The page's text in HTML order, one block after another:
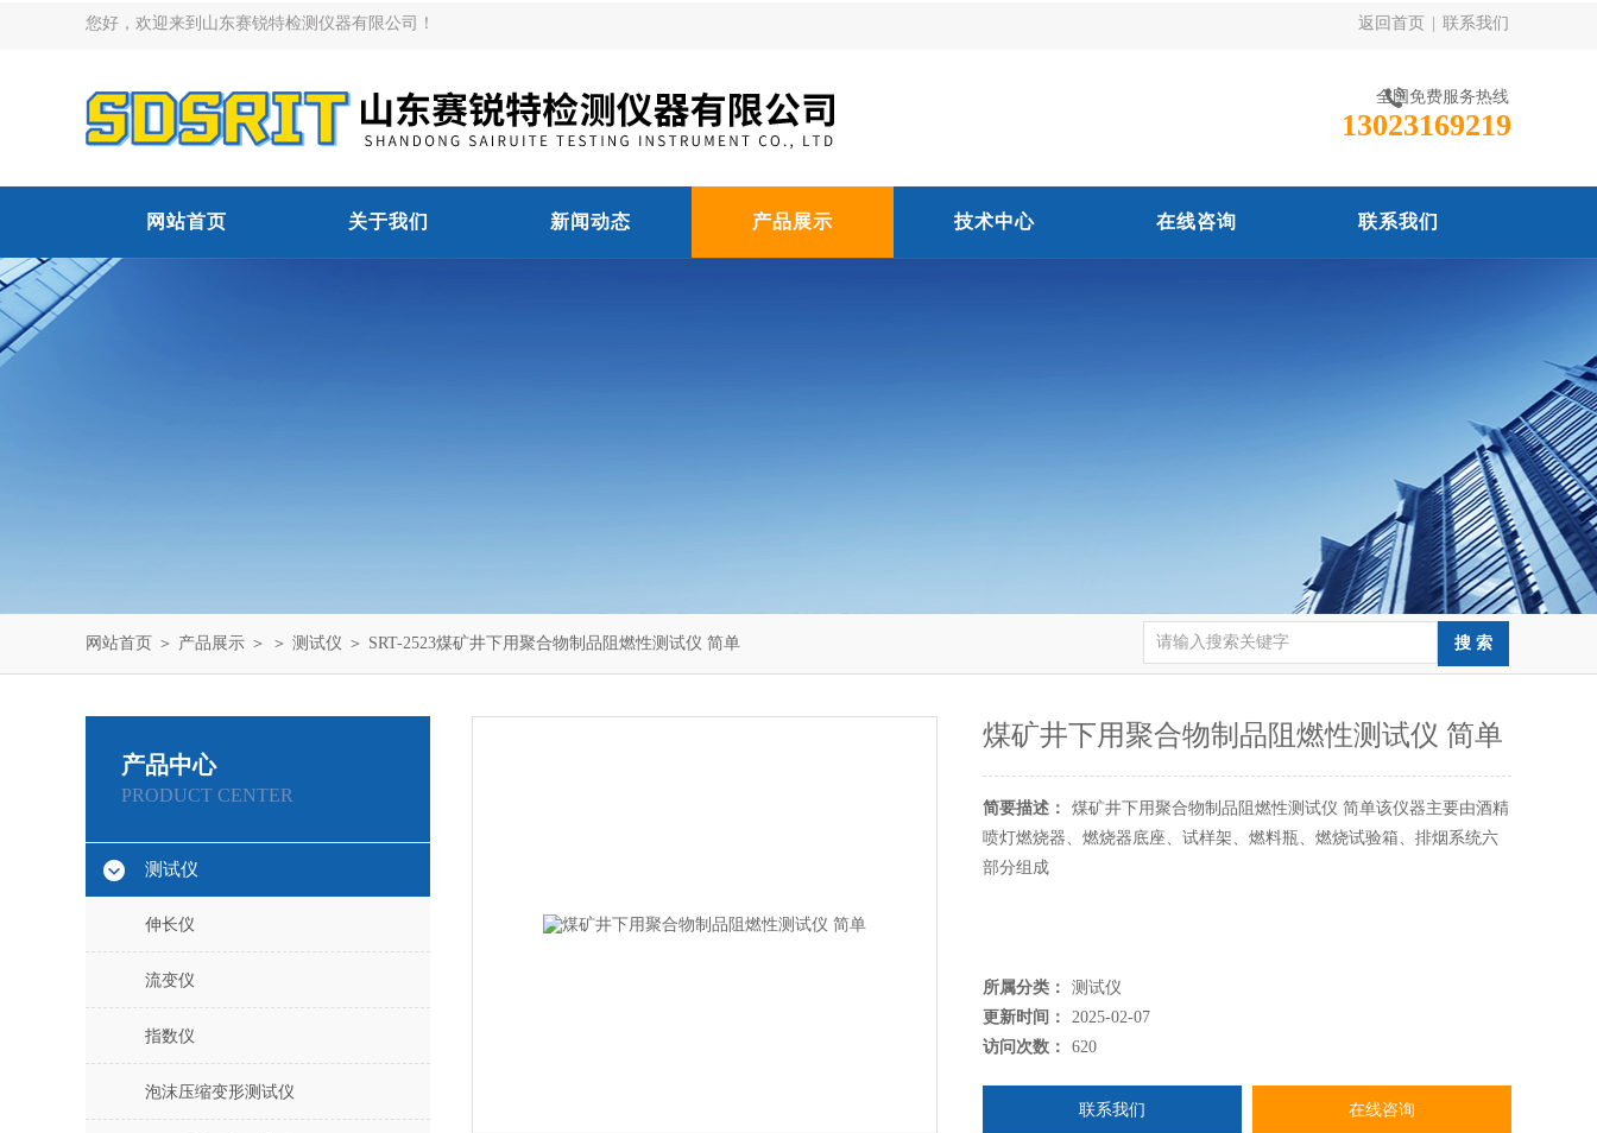
您好，欢迎来到山东赛锐特检测仪器有限公司！ 返回首页 联系我们
全国免费服务热线
13023169219
网站首页 关于我们 新闻动态 产品展示 技术中心 在线咨询 联系我们
网站首页 ＞ 产品展示 ＞ ＞ 测试仪 ＞ SRT-2523煤矿井下用聚合物制品阻燃性测试仪 简单
产品中心
PRODUCT CENTER
测试仪
伸长仪
流变仪
指数仪
泡沫压缩变形测试仪
煤矿井下用聚合物制品阻燃性测试仪 简单
简要描述：
煤矿井下用聚合物制品阻燃性测试仪 简单该仪器主要由酒精
喷灯燃烧器、燃烧器底座、试样架、燃料瓶、燃烧试验箱、排烟系统六
部分组成
所属分类：
测试仪
更新时间：
2025-02-07
访问次数：
620
联系我们 在线咨询